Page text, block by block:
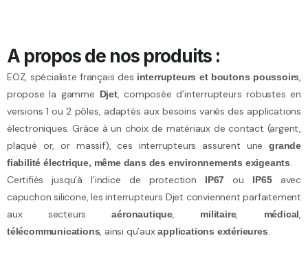
A propos de nos produits :
EOZ, spécialiste français des interrupteurs et boutons poussoirs,
propose la gamme Djet, composée d’interrupteurs robustes en
versions 1 ou 2 pôles, adaptés aux besoins variés des applications
électroniques. Grâce à un choix de matériaux de contact (argent,
plaqué or, or massif), ces interrupteurs assurent unegrande
fiabilité électrique, même dans des environnements exigeants.
Certifiés jusqu’à l’indice de protection
IP67 ou IP65avec
capuchon silicone, les interrupteurs Djet conviennent parfaitement
aux secteursaéronautique, militaire, médical,
télécommunications, ainsi qu’auxapplications extérieures.